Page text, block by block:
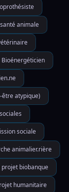
animale
Bioénergéticien
atypique)
sociale
animalier.rière
projet biobanque
humanitaire